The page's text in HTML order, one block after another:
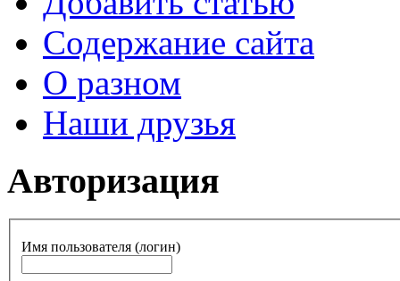
Содержание сайта
О разном
Наши друзья
Авторизация
Имя пользователя (логин)